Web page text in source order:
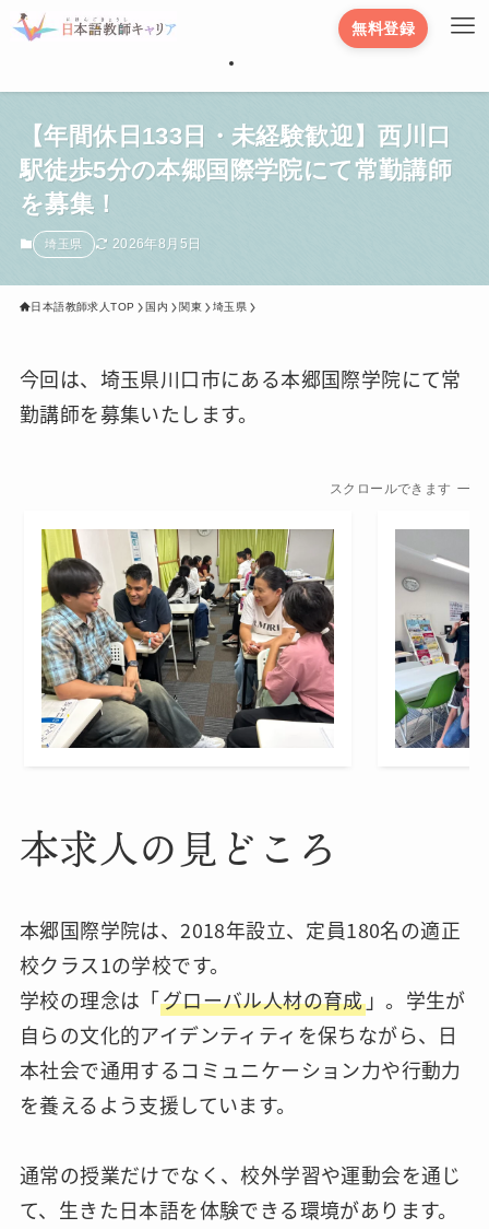
無料登録
【年間休日133日・未経験歓迎】西川口
駅徒歩5分の本郷国際学院にて常勤講師
を募集！
埼玉県 2026年8月5日
日本語教師求人TOP 国内 関東 埼玉県
今回は、埼玉県川口市にある本郷国際学院にて常
勤講師を募集いたします。
スクロールできます
本求人の見どころ
本郷国際学院は、2018年設立、定員180名の適正
校クラス1の学校です。
学校の理念は「グローバル人材の育成」。学生が
自らの文化的アイデンティティを保ちながら、日
本社会で通用するコミュニケーション力や行動力
を養えるよう支援しています。
通常の授業だけでなく、校外学習や運動会を通じ
て、生きた日本語を体験できる環境があります。